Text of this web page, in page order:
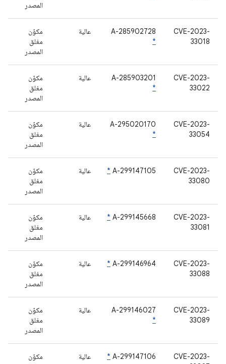
المصدر
CVE-2023-
33018
A-285902728
*
عالية
مكوّن
مغلق
المصدر
CVE-2023-
33022
A-285903201
*
عالية
مكوّن
مغلق
المصدر
CVE-2023-
33054
A-295020170
*
عالية
مكوّن
مغلق
المصدر
CVE-2023-
33080
A-299147105
* عالية
مكوّن
مغلق
المصدر
CVE-2023-
33081
A-299145668
* عالية
مكوّن
مغلق
المصدر
CVE-2023-
33088
A-299146964
* عالية
مكوّن
مغلق
المصدر
CVE-2023-
33089
A-299146027
*
عالية
مكوّن
مغلق
المصدر
CVE-2023-
A-299147106
* عالية
مكوّن